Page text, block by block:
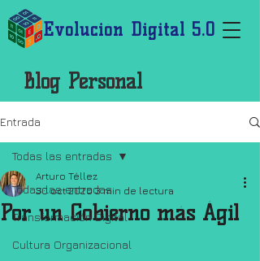
Evolución Digital 5.0
Blog Personal
Entrada
Todas las entradas
Transformación Digital
Cultura Organizacional
Todas las entradas
Por un Gobierno más Ágil
Arturo Téllez
30 oct 2020 3 min de lectura